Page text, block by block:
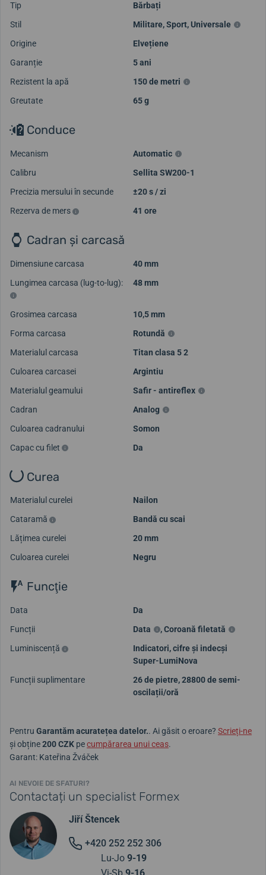
Încarcă mai multe videoclipuri
Tip
Bărbați
Stil
Militare,Sport,Universale
Origine
Elvețiene
Garanție
5 ani
Rezistent la apă
150 de metri
Greutate
65 g
Conduce
Mecanism
Automatic
Calibru
Sellita SW200-1
Precizia mersului în secunde
±20 s / zi
Rezerva de mers
41 ore
Cadran și carcasă
Dimensiune carcasa
40 mm
Lungimea carcasa (lug-to-lug):
48 mm
Grosimea carcasa
10,5 mm
Forma carcasa
Rotundă
Materialul carcasa
Titan clasa 5 2
Culoarea carcasei
Argintiu
Materialul geamului
Safir - antireflex
Cadran
Analog
Culoarea cadranului
Somon
Capac cu filet
Da
Curea
Materialul curelei
Nailon
Cataramă
Bandă cu scai
Lățimea curelei
20 mm
Culoarea curelei
Negru
Funcţie
Data
Da
Funcții
Data ,Coroană filetată
Luminiscență
Indicatori, cifre și indecși
Super-LumiNova
Funcții suplimentare
26 de pietre, 28800 de semi-
oscilații/oră
Pentru Garantăm acuratețea datelor.. Ai găsit o eroare? Scrieți-ne
și obține200 CZK pecumpărarea unui ceas.
Garant: Kateřina Žváček
AI NEVOIE DE SFATURI?
Contactați un specialist Formex
Jiří Štencek
+420 252 252 306
Lu-Jo 9-19